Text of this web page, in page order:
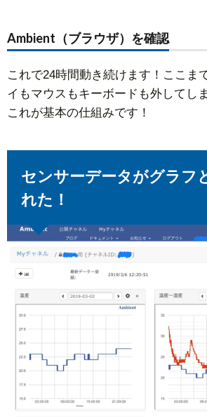
Ambient（ブラウザ）を確認
これで24時間動き続けます！ここま
イもマウスもキーボードも外してし
これが基本の仕組みです！
センサーデータがグラフ
れた！